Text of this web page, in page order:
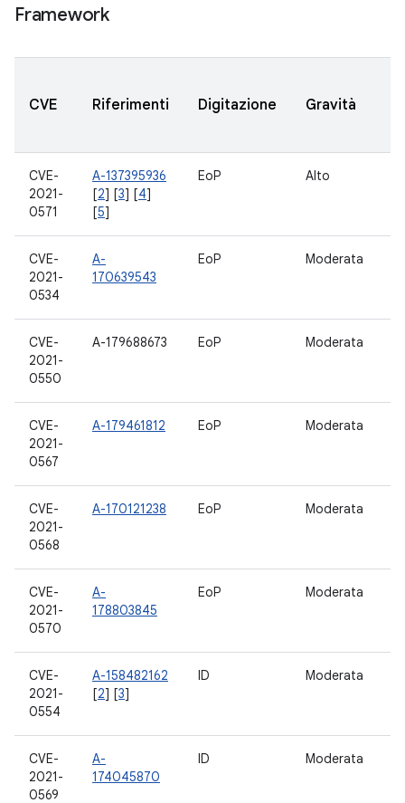
Framework
CVE Riferimenti Digitazione Gravità
CVE-
2021-
0571
A-137395936
[2] [3] [4]
[5]
EoP Alto
CVE-
2021-
0534
A-
170639543
EoP Moderata
CVE-
2021-
0550
A-179688673 EoP Moderata
CVE-
2021-
0567
A-179461812 EoP Moderata
CVE-
2021-
0568
A-170121238 EoP Moderata
CVE-
2021-
0570
A-
178803845
EoP Moderata
CVE-
2021-
0554
A-158482162
[2] [3]
ID Moderata
CVE-
2021-
0569
A-
174045870
ID Moderata